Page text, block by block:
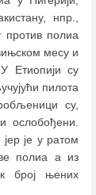
нпр.,
против полиа
месу и
Етиопији су
пилота
су,
ослобођени.
је у ратом
полиа а из
број њених